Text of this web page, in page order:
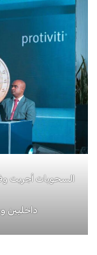
السحوبات أجريت
داخليين